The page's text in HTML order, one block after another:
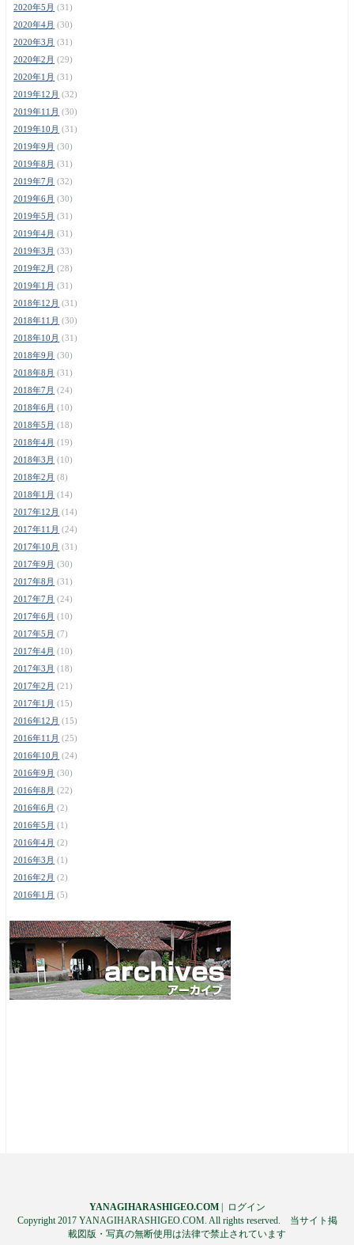
2020年5月 (31)
2020年4月 (30)
2020年3月 (31)
2020年2月 (29)
2020年1月 (31)
2019年12月 (32)
2019年11月 (30)
2019年10月 (31)
2019年9月 (30)
2019年8月 (31)
2019年7月 (32)
2019年6月 (30)
2019年5月 (31)
2019年4月 (31)
2019年3月 (33)
2019年2月 (28)
2019年1月 (31)
2018年12月 (31)
2018年11月 (30)
2018年10月 (31)
2018年9月 (30)
2018年8月 (31)
2018年7月 (24)
2018年6月 (10)
2018年5月 (18)
2018年4月 (19)
2018年3月 (10)
2018年2月 (8)
2018年1月 (14)
2017年12月 (14)
2017年11月 (24)
2017年10月 (31)
2017年9月 (30)
2017年8月 (31)
2017年7月 (24)
2017年6月 (10)
2017年5月 (7)
2017年4月 (10)
2017年3月 (18)
2017年2月 (21)
2017年1月 (15)
2016年12月 (15)
2016年11月 (25)
2016年10月 (24)
2016年9月 (30)
2016年8月 (22)
2016年6月 (2)
2016年5月 (1)
2016年4月 (2)
2016年3月 (1)
2016年2月 (2)
2016年1月 (5)
YANAGIHARASHIGEO.COM|
ログイン
Copyright 2017 YANAGIHARASHIGEO.COM. All rights reserved. 当サイト掲
載図版・写真の無断使用は法律で禁止されています